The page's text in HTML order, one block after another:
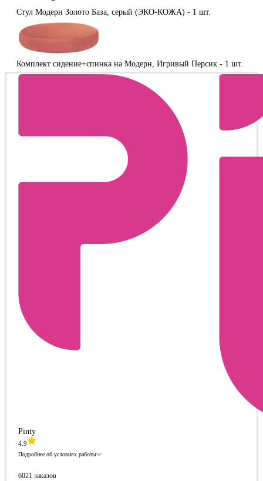
Стул Модерн Золото База, серый (ЭКО-КОЖА) - 1 шт.
Комплект сидение+спинка на Модерн, Игривый Персик - 1 шт.
Pinty
4.9
Подробнее об условиях работы
6021 заказов